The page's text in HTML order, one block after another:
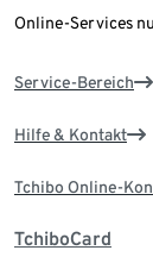
Online-Services
Service-Bereich
Hilfe & Kontakt
Tchibo Online-
TchiboCard